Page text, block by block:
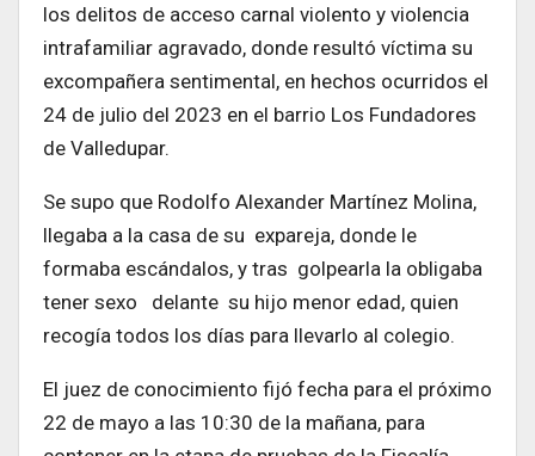
los delitos de acceso carnal violento y violencia
intrafamiliar agravado, donde resultó víctima su
excompañera sentimental, en hechos ocurridos el
24 de julio del 2023 en el barrio Los Fundadores
de Valledupar.
Se supo que Rodolfo Alexander Martínez Molina,
llegaba a la casa de su expareja, donde le
formaba escándalos, y tras golpearla la obligaba
tener sexo delante su hijo menor edad, quien
recogía todos los días para llevarlo al colegio.
El juez de conocimiento fijó fecha para el próximo
22 de mayo a las 10:30 de la mañana, para